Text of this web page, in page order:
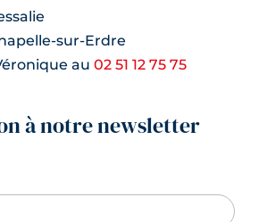
sur-Erdre
au 02 51 12 75 75
à notre newsletter